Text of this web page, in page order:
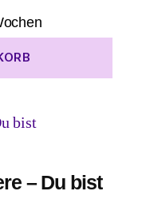
– Du bist